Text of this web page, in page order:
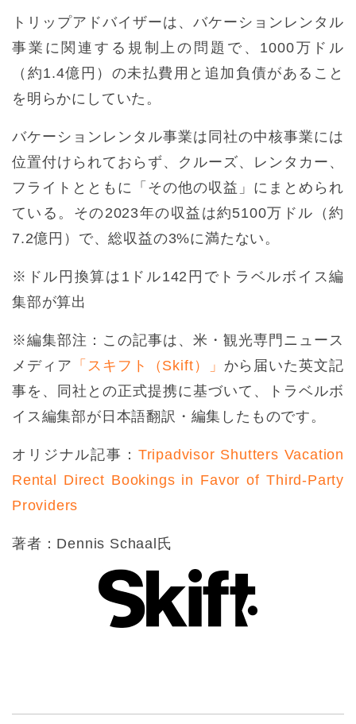
トリップアドバイザーは、バケーションレンタル
事業に関連する規制上の問題で、1000万ドル
（約1.4億円）の未払費用と追加負債があること
を明らかにしていた。
バケーションレンタル事業は同社の中核事業には
位置付けられておらず、クルーズ、レンタカー、
フライトとともに「その他の収益」にまとめられ
ている。その2023年の収益は約5100万ドル（約
7.2億円）で、総収益の3%に満たない。
※ドル円換算は1ドル142円でトラベルボイス編
集部が算出
※編集部注：この記事は、米・観光専門ニュース
メディア 「スキフト（Skift）」 から届いた英文記
事を、同社との正式提携に基づいて、トラベルボ
イス編集部が日本語翻訳・編集したものです。
オリジナル記事： Tripadvisor Shutters Vacation
Rental Direct Bookings in Favor of Third-Party
Providers
著者：Dennis Schaal氏